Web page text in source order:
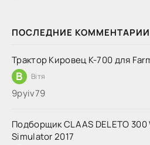
ПОСЛЕДНИЕ КОММЕНТАРИИ
Трактор Кировец К-700 для
В Вітя
9руіv79
Подборщик CLAAS DELETO 300
Simulator 2017